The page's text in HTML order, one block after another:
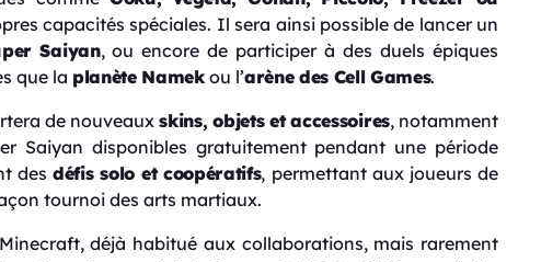
capacités spéciales. Il sera ainsi possible de lancer un
Saiyan, ou encore de participer à des duels épiques
que la planète Namekou l’arène des Cell Games.
de nouveauxskins, objets et accessoires, notamment
Saiyan disponibles gratuitement pendant une période
desdéfis solo et coopératifs, permettant aux joueurs de
tournoi des arts martiaux.
déjà habitué aux collaborations, mais rarement